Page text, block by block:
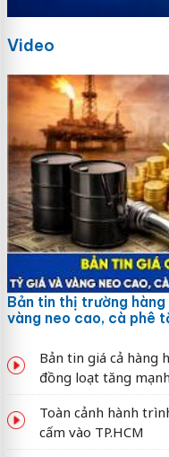
Video
Bản tin thị trường
vàng neo cao, cà phê
Bản tin giá cả hàng
đồng loạt tăng mạnh
Toàn cảnh hành
cấm vào TP.HCM